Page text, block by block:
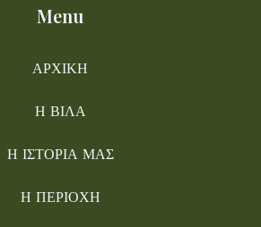
Menu
ΑΡΧΙΚΗ
Η ΒΙΛΑ
Η ΙΣΤΟΡΙΑ ΜΑΣ
Η ΠΕΡΙΟΧΗ